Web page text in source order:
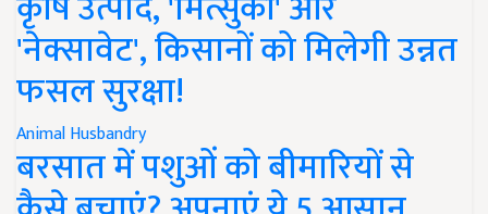
'नेक्सावेट', किसानों को मिलेगी उन्नत
फसल सुरक्षा!
Animal Husbandry
बरसात में पशुओं को बीमारियों से